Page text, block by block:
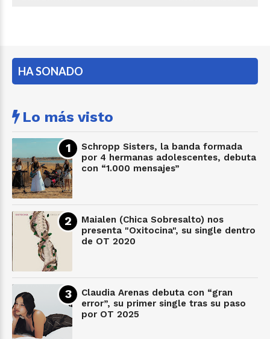
HA SONADO
Lo más visto
Schropp Sisters, la banda formada
por 4 hermanas adolescentes, debuta
con “1.000 mensajes”
Maialen (Chica Sobresalto) nos
presenta "Oxitocina", su single dentro
de OT 2020
Claudia Arenas debuta con “gran
error”, su primer single tras su paso
por OT 2025